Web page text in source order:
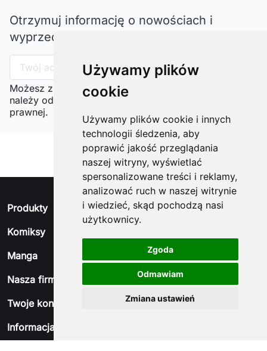
Używamy plików
cookie
Używamy plików cookie i innych
technologii śledzenia, aby
poprawić jakość przeglądania
naszej witryny, wyświetlać
spersonalizowane treści i reklamy,
analizować ruch w naszej witrynie
i wiedzieć, skąd pochodzą nasi
użytkownicy.
Zgoda
Odmawiam
Zmiana ustawień
Otrzymuj informację o nowościach i
wyprzedażach
Możesz zrezygnować w każdej chwili. W tym celu
należy odnaleźć szczegóły w naszej informacji
prawnej.
Produkty
Komiksy
Manga
Nasza firma
Twoje konto
Informacja o sklepie